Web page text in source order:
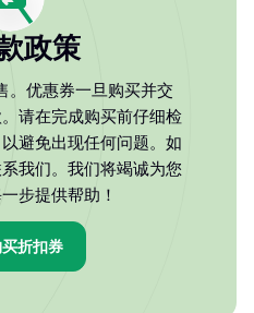
政策
。优惠券一旦购买并交
请在完成购买前仔细检
避免出现任何问题。如
我们。我们将竭诚为您
步提供帮助！
折扣券